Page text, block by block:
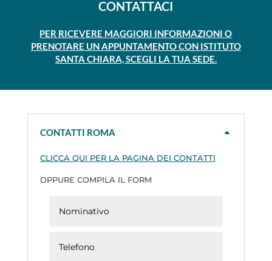
CONTATTACI
PER RICEVERE MAGGIORI INFORMAZIONI O
PRENOTARE UN APPUNTAMENTO CON ISTITUTO
SANTA CHIARA, SCEGLI LA TUA SEDE.
CONTATTI ROMA
CLICCA QUI PER LA PAGINA DEI CONTATTI
OPPURE COMPILA IL FORM